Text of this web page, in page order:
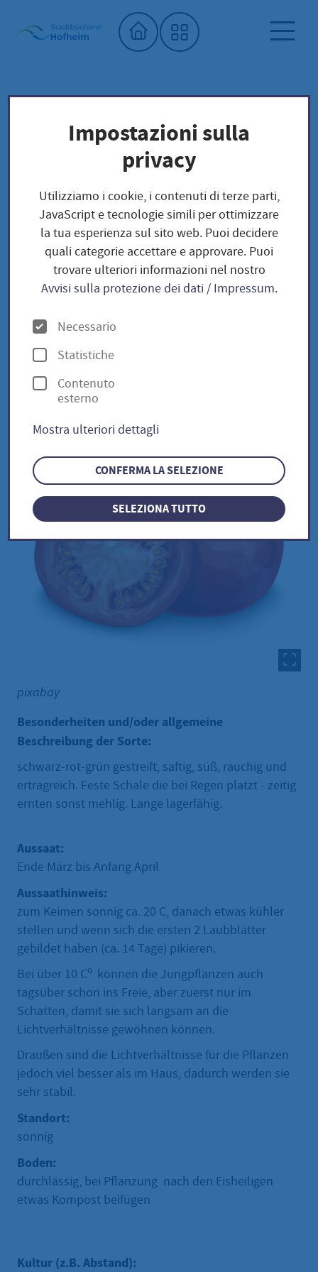
Home"
Biblioteca comunale
Biblioteca dei semi
Unser Saatgut: Aussaat - Ernte -
Fruchtgemüse
TOMATEN
Black Zebra / Solanum lycopersicum
Black Zebra / Solanum
lycopersicum
Black Zebra/ Solanum
lycopersicum
pixabay
Besonderheiten und/oder allgemeine
Beschreibung der Sorte:
schwarz-rot-grün gestreift, saftig, süß, rauchig und
ertragreich. Feste Schale die bei Regen platzt - zeitig
ernten sonst mehlig. Lange lagerfähig.
Aussaat:
Ende März bis Anfang April
Aussaathinweis:
zum Keimen sonnig ca. 20 C, danach etwas kühler
stellen und wenn sich die ersten 2 Laubblätter
gebildet haben (ca. 14 Tage) pikieren.
Bei über 10 Co können die Jungpflanzen auch
tagsüber schon ins Freie, aber zuerst nur im
Schatten, damit sie sich langsam an die
Lichtverhältnisse gewöhnen können.
Draußen sind die Lichtverhältnisse für die Pflanzen
jedoch viel besser als im Haus, dadurch werden sie
sehr stabil.
Standort:
sonnig
Boden:
durchlässig, bei Pflanzung nach den Eisheiligen
etwas Kompost beifügen
Kultur (z.B. Abstand):
Impostazioni sulla
privacy
Utilizziamo i cookie, i contenuti di terze parti,
JavaScript e tecnologie simili per ottimizzare
la tua esperienza sul sito web. Puoi decidere
quali categorie accettare e approvare. Puoi
trovare ulteriori informazioni nel nostro
Avvisi sulla protezione dei dati/ Impressum.
O
p
z
i
n
Necessario
Statistiche
Contenuto
esterno
Mostra ulteriori dettagli
CONFERMA LA SELEZIONE
SELEZIONA TUTTO